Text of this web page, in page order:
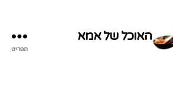
האוכל של אמא
תפריט